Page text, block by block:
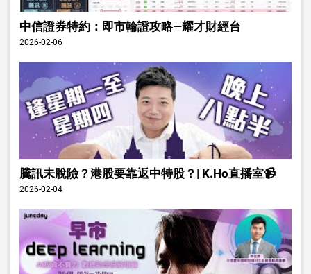
中信證券特約：即市輪證攻略—耀才財經台
2026-02-06
騰訊未脫險？港股要靠返中特股？| K.Ho直播室📹
2026-02-04